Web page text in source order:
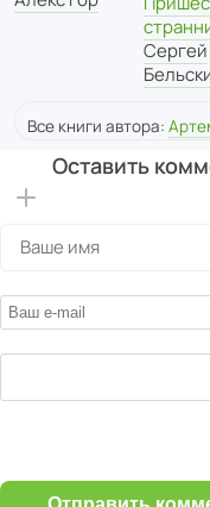
Сергей
Все книги автора:
Оставить